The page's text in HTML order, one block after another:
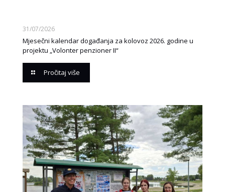
31/07/2026
Mjesečni kalendar događanja za kolovoz 2026. godine u
projektu „Volonter penzioner II“
Pročitaj više